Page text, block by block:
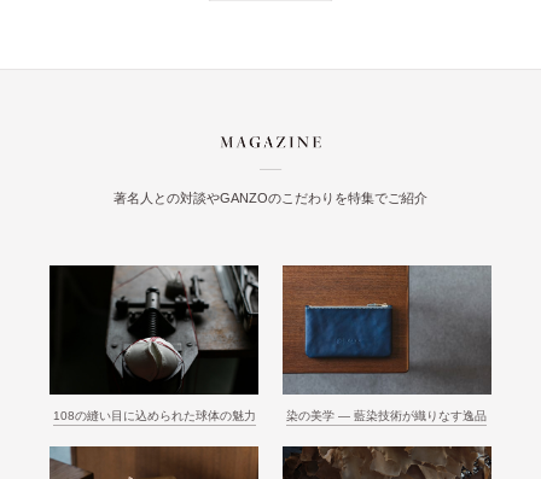
著名人との対談やGANZOのこだわりを特集でご紹介
108の縫い目に込められた球体の魅力 染の美学 ― 藍染技術が織りなす逸品